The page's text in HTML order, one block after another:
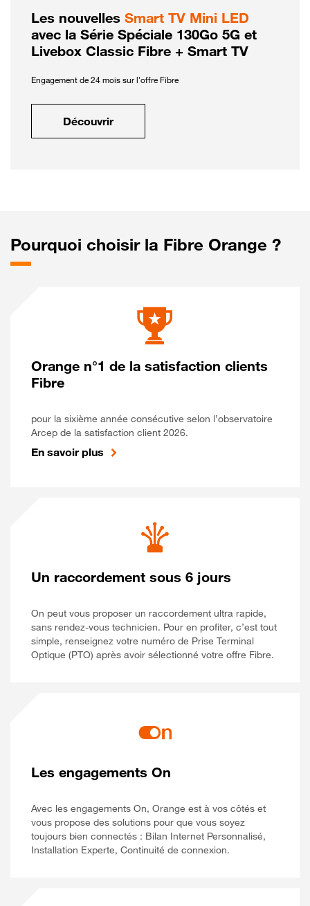
Les nouvelles Smart TV Mini LED
avec la Série Spéciale 130Go 5G et
Livebox Classic Fibre + Smart TV
Engagement de 24 mois sur l'offre Fibre
Découvrir
Pourquoi choisir la Fibre Orange ?
Orange n°1 de la satisfaction clients
Fibre
pour la sixième année consécutive selon l’observatoire
Arcep de la satisfaction client 2026.
En savoir plus
Un raccordement sous 6 jours
On peut vous proposer un raccordement ultra rapide,
sans rendez-vous technicien. Pour en profiter, c’est tout
simple, renseignez votre numéro de Prise Terminal
Optique (PTO) après avoir sélectionné votre offre Fibre.
Les engagements On
Avec les engagements On, Orange est à vos côtés et
vous propose des solutions pour que vous soyez
toujours bien connectés : Bilan Internet Personnalisé,
Installation Experte, Continuité de connexion.